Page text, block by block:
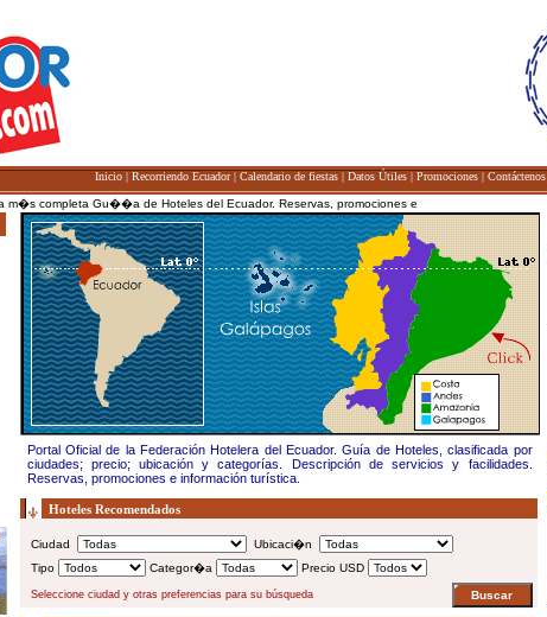
Inicio | Recorriendo Ecuador| Calendario de fiestas | Datos Útiles | Promociones | Contáctenos
completa Gu��a de Hoteles del Ecuador. Reservas, promociones e informaci�n tur��stica --
Portal Oficial de la Federación Hotelera del Ecuador. Guía de Hoteles, clasificada por
ciudades; precio; ubicación y categorías. Descripción de servicios y facilidades.
Reservas, promociones e información turística.
Hoteles Recomendados
Ciudad
Ubicaci�n
Tipo
Categor�a Precio USD
Seleccione ciudad y otras preferencias para su búsqueda